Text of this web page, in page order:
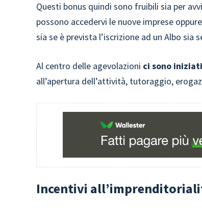
Questi bonus quindi sono fruibili sia per
possono accedervi le nuove imprese
sia se è prevista l’iscrizione ad un Albo sia
Al centro delle agevolazioni ci sono
all’apertura dell’attività, tutoraggio,
Incentivi